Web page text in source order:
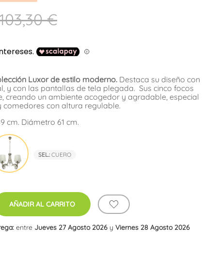
€
Luxor de estilo moderno. Destaca su diseño con
y con las pantallas de tela plegada. Sus cinco focos
creando un ambiente acogedor y agradable, especial
con altura regulable.
cm. Diámetro 61 cm.
SEL.: CUERO
AÑADIR AL CARRITO
entre Jueves 27 Agosto 2026 y Viernes 28 Agosto 2026